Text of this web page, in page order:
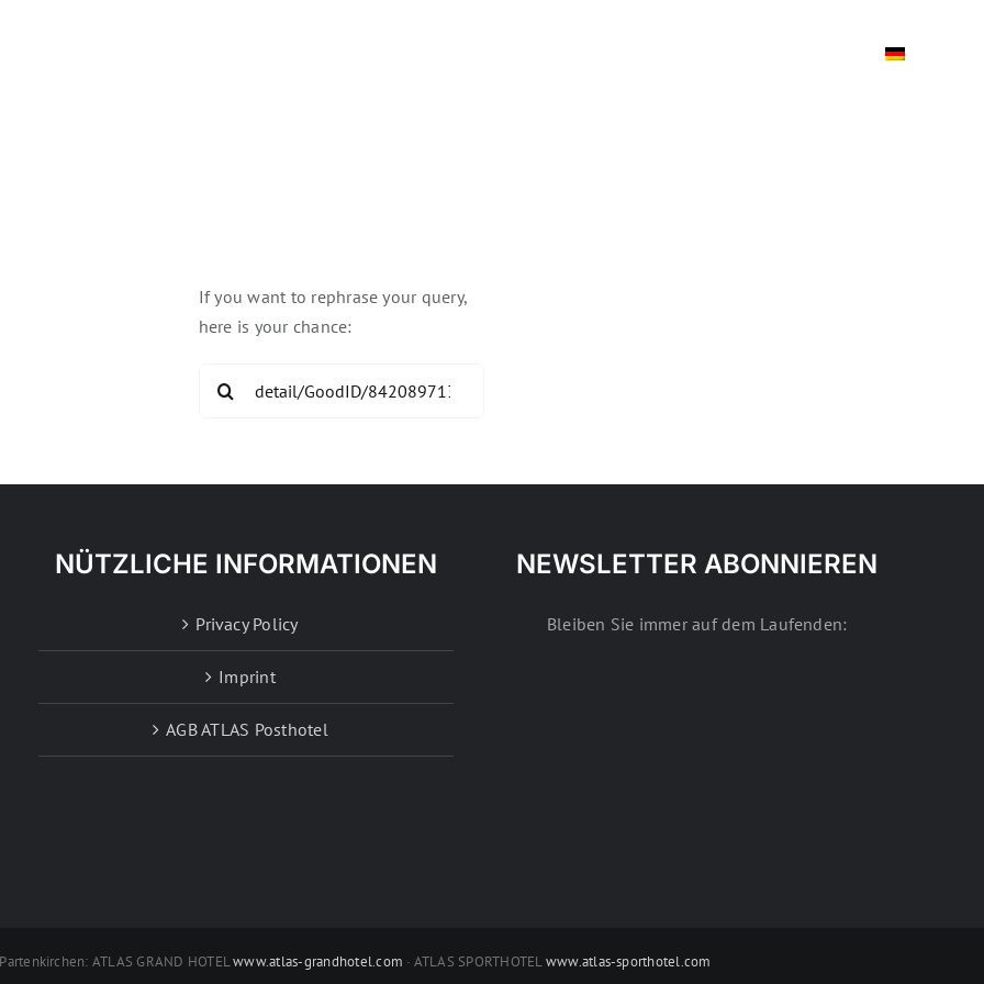
looking for!
If you want to rephrase your query,
here is your chance:
NÜTZLICHE INFORMATIONEN
Privacy Policy
Imprint
AGB ATLAS Posthotel
NEWSLETTER ABONNIEREN
Bleiben Sie immer auf dem Laufenden:
ATLAS GRAND HOTELwww.atlas-grandhotel.com · ATLAS SPORTHOTELwww.atlas-sporthotel.com